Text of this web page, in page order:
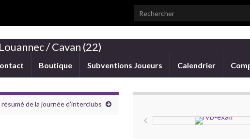
Search for:
/ Cavan (22)
Boutique Subventions Joueurs Calendrier
de la journée d’interclubs